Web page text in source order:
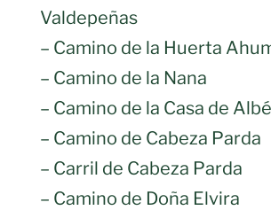
Valdepeñas
– Camino de la Huerta
– Camino de la Nana
– Camino de la Casa de
– Camino de Cabeza Parda
– Carril de Cabeza Parda
– Camino de Doña Elvira